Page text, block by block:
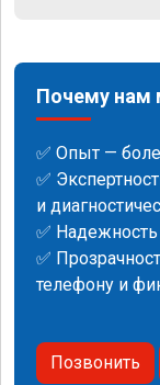
Почему нам
✅ Опыт —
✅
и
✅
✅
телефону и
Позвонить